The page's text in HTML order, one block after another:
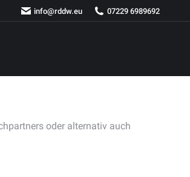
info@rddw.eu 07229 6989692
oder alternativ auch